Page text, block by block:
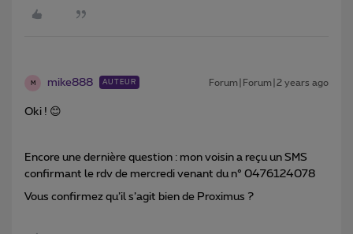
M mike888 AUTEUR Forum|Forum|2 years ago
Oki ! 😊
Encore une dernière question : mon voisin a reçu un SMS
confirmant le rdv de mercredi venant du n° 0476124078
Vous confirmez qu’il s’agit bien de Proximus ?